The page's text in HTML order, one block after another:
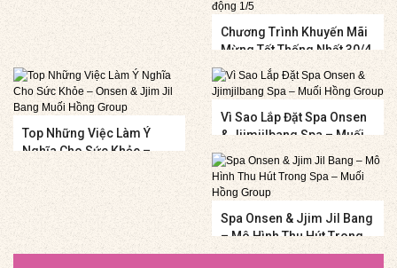
Chương Trình Khuyến Mãi
Mừng Tết Thống Nhất 30/4
Và Quốc Tế Lao Động 1/5
Top Những Việc Làm Ý
Nghĩa Cho Sức Khỏe –
Muối Hồng Group
Vì Sao Lắp Đặt Spa Onsen
& Jjimjilbang Spa – Muối
Hồng Group
Spa Onsen & Jjim Jil Bang
– Mô Hình Thu Hút Trong
Spa – Muối Hồng Group